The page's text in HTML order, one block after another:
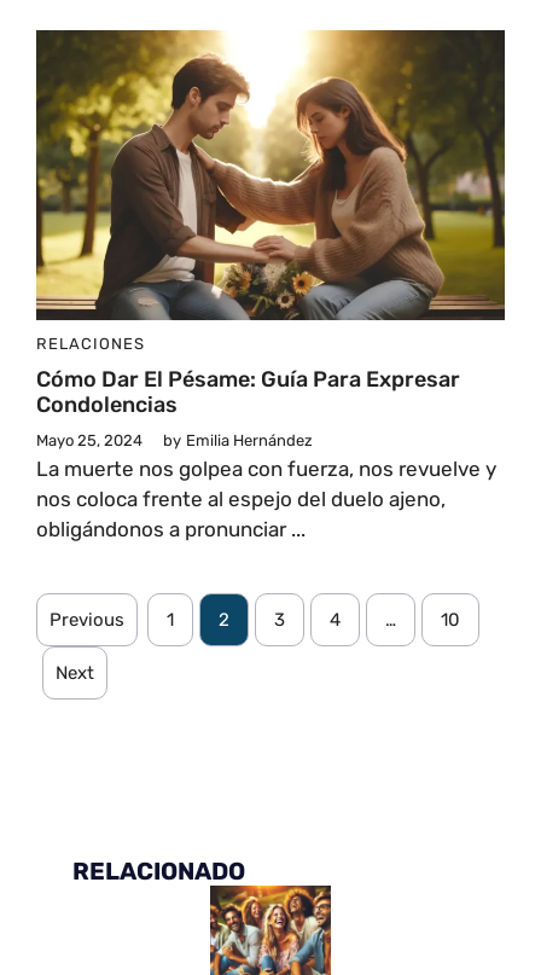
RELACIONES
Cómo Dar El Pésame: Guía Para Expresar
Condolencias
Mayo 25, 2024 by Emilia Hernández
La muerte nos golpea con fuerza, nos revuelve y
nos coloca frente al espejo del duelo ajeno,
obligándonos a pronunciar ...
Previous 1 2 3 4 … 10
Next
RELACIONADO